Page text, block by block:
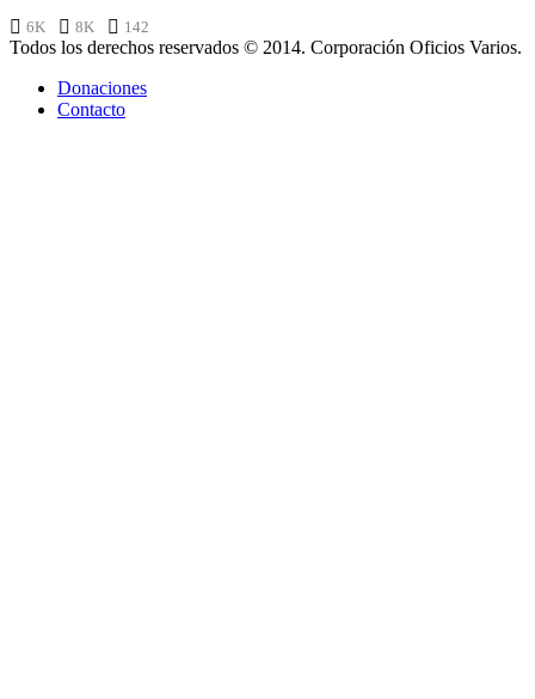
6K 8K 142
Todos los derechos reservados © 2014. Corporación Oficios Varios.
Donaciones
Contacto